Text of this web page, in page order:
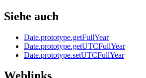
Siehe auch
Date.prototype.getFullYear
Date.prototype.getUTCFullYear
Date.prototype.setUTCFullYear